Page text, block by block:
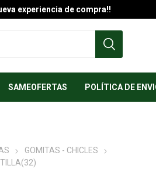
experiencia de compra!!
SAMEOFERTAS POLÍTICA DE
GOMITAS - CHICLES